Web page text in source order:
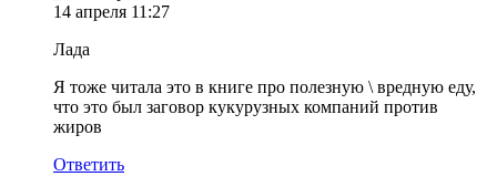
14 апреля 11:27
Лада
Я тоже читала это в книге про полезную \ вредную еду,
что это был заговор кукурузных компаний против
жиров
Ответить